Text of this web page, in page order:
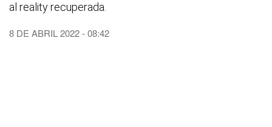
al reality recuperada.
8 DE ABRIL 2022 - 08:42